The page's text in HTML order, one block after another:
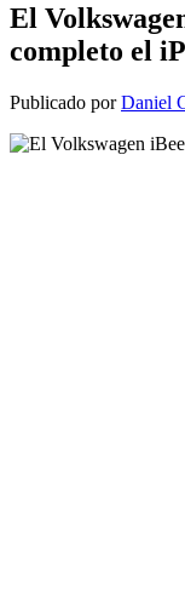
El
completo el
Publicado porDaniel